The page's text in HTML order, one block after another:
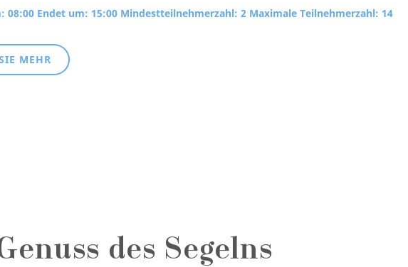
08:00 Endet um: 15:00 Mindestteilnehmerzahl: 2 Maximale Teilnehmerzahl: 14
MEHR
des Segelns